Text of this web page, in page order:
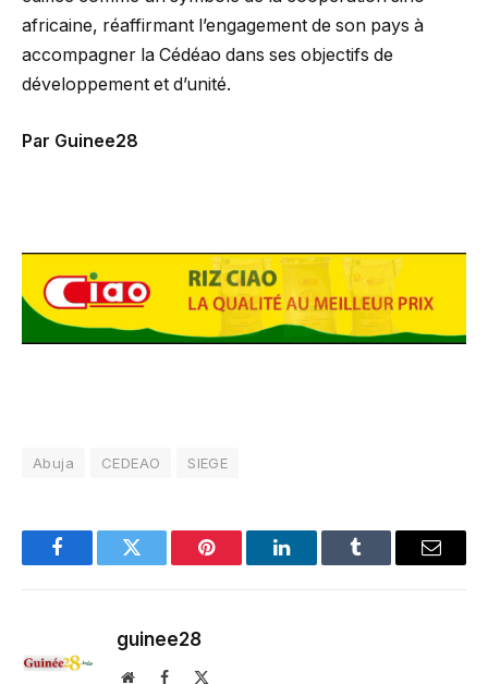
africaine, réaffirmant l’engagement de son pays à
accompagner la Cédéao dans ses objectifs de
développement et d’unité.
Par Guinee28
Abuja CEDEAO SIEGE
FacebookTwitter Pinterest LinkedInTumblr Email
guinee28
WebsiteFacebook